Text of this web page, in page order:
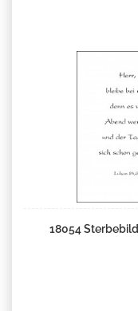
18054